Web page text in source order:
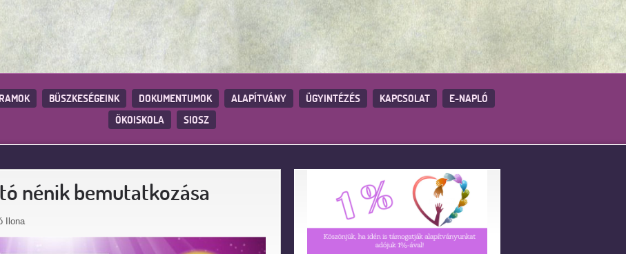
BÜSZKESÉGEINK DOKUMENTUMOK ALAPÍTVÁNY ÜGYINTÉZÉS KAPCSOLAT
E-NAPLÓ
ÖKOISKOLA
SIOSZ
nénik bemutatkozása
Ilona